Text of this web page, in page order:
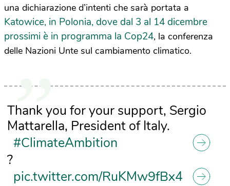
una dichiarazione d’intenti che sarà portata a
Katowice, in Polonia, dove dal 3 al 14 dicembre
prossimi è in programma la Cop24, la conferenza
delle Nazioni Unte sul cambiamento climatico.
Thank you for your support, Sergio
Mattarella, President of Italy.
#ClimateAmbition
?
pic.twitter.com/RuKMw9fBx4